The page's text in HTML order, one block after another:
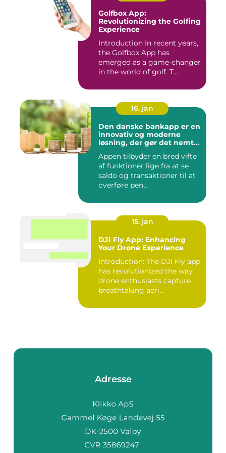
Golfbox App:
Revolutionizing the Golfing
Experience
Introduction In recent years,
the Golfbox App has
emerged as a game-changer
in the world of golf. T...
16. jan
Den danske bankapp er en
innovativ og moderne
løsning, der gør det nemt
at administrere deres
økonomiske forhold
Appen tilbyder en bred vifte
af funktioner lige fra at se
saldo og transaktioner til at
overføre pen...
15. jan
DJI Fly App: Enhancing
Your Drone Experience
Introduction: The DJI Fly app
has revolutionized the way
drone enthusiasts capture
breathtaking aeri...
Adresse